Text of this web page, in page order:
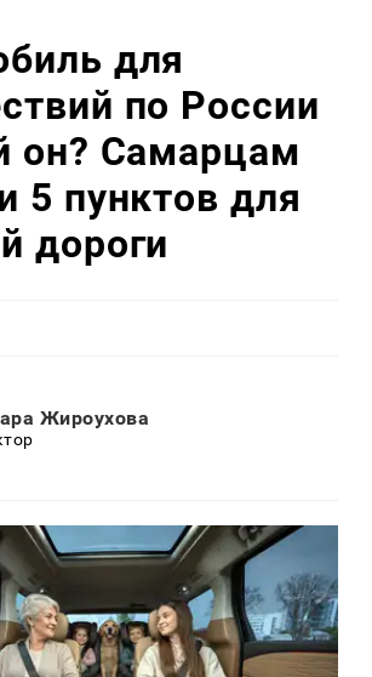
для
по России
он? Самарцам
5 пунктов для
дороги
Жироухова